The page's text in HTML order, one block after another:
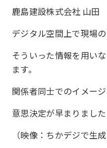
鹿島建設株式会社 山田
デジタル空間上で現場の
そういった情報を用い
ます。
関係者同士でのイメー
意思決定が早まりました
（映像：ちかデジで生